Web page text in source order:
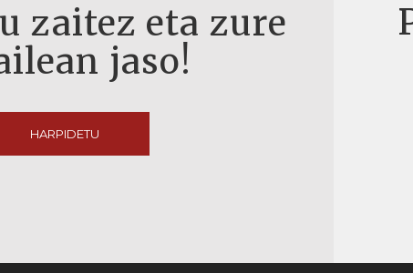
zaitez eta zure
jaso!
HARPIDETU